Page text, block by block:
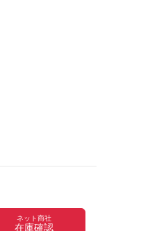
ネット商社
在庫確認